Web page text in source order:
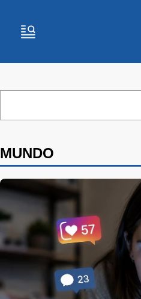
MUNDO